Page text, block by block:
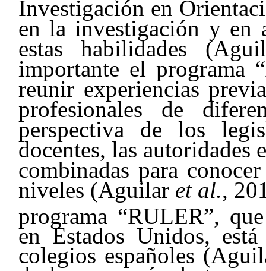
Investigación en
en la investigación y en
estas habilidades
importante el programa
reunir experiencias
profesionales de
perspectiva de los
docentes, las autoridades
combinadas para
niveles (Aguilar et al.,
programa “RULER”,
en Estados Unidos,
colegios españoles